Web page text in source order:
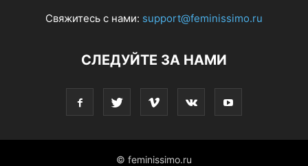
Свяжитесь с нами: support@feminissimo.ru
СЛЕДУЙТЕ ЗА НАМИ
© feminissimo.ru